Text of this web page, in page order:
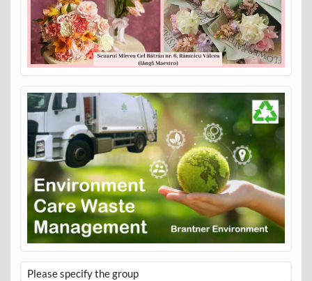
Please specify the group